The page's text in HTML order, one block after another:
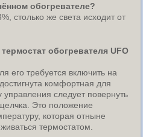
обогревателе?
столько же света исходит от
обогревателя UFO
его требуется включить на
комфортная для
управления следует повернуть
Это положение
которая отныне
термостатом.